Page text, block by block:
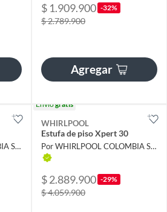
$ 1.909.900 -32%
$ 2.789.900
Agregar
Por WHIRLPOOL COLOMBIA S A S
Envíogratis
WHIRLPOOL
Estufa de piso Xpert 30
Por WHIRLPOOL COLOMBIA S A S
$ 2.889.900 -29%
$ 4.059.900